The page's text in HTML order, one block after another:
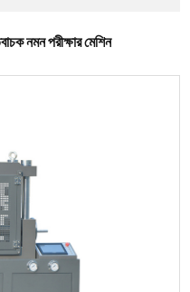
নমন পরীক্ষার মেশিন